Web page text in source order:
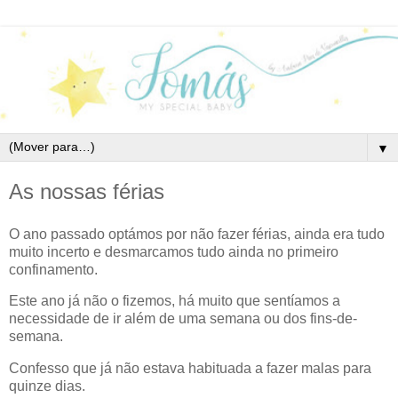
▼
As nossas férias
O ano passado optámos por não fazer férias, ainda era tudo
muito incerto e desmarcamos tudo ainda no primeiro
confinamento.
Este ano já não o fizemos, há muito que sentíamos a
necessidade de ir além de uma semana ou dos fins-de-
semana.
Confesso que já não estava habituada a fazer malas para
quinze dias.